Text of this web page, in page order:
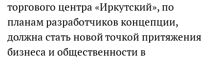
торгового центра «Иркутский», по
планам разработчиков концепции,
должна стать новой точкой притяжения
бизнеса и общественности в